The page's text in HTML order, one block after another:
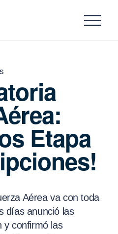
Etapa
Aérea va con toda
días anunció las
y confirmó las